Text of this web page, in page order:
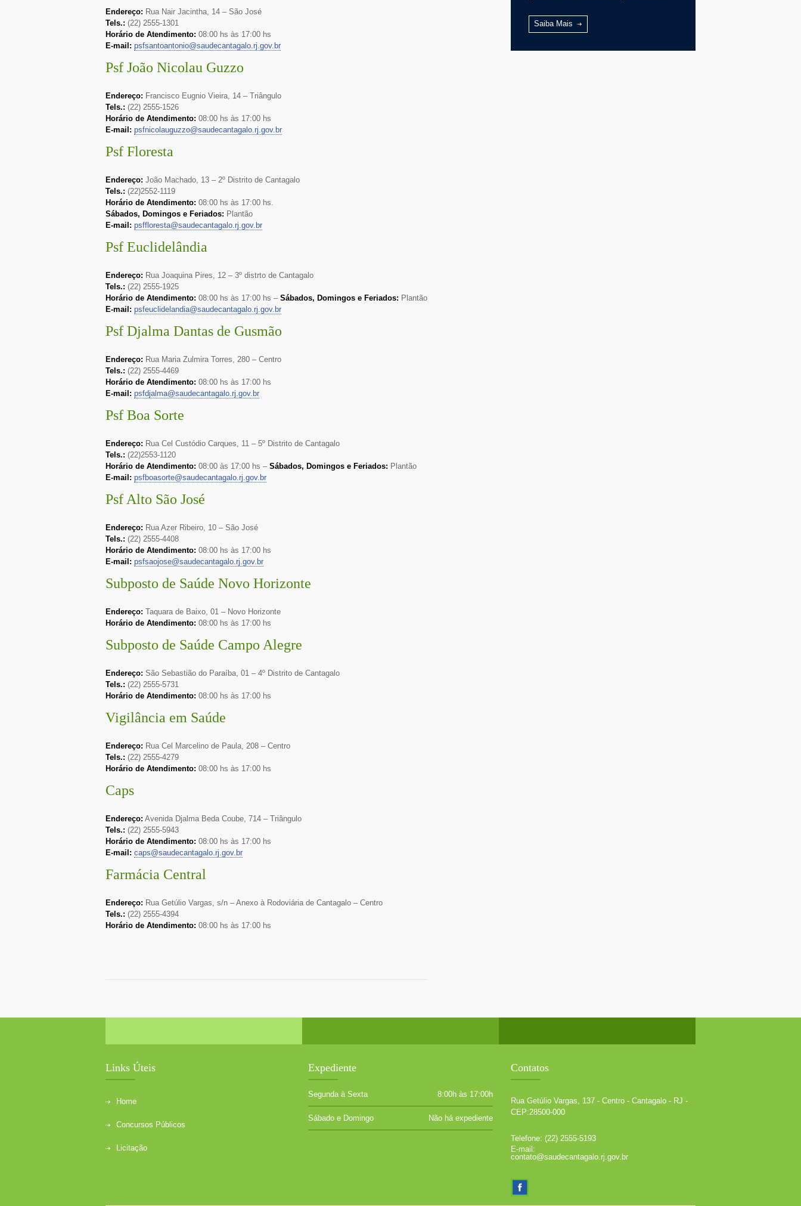
Endereço: Rua Nair Jacintha, 14 – São José
Tels.: (22) 2555-1301
Horário de Atendimento: 08:00 hs às 17:00 hs
E-mail: psfsantoantonio@saudecantagalo.rj.gov.br
Psf João Nicolau Guzzo
Endereço: Francisco Eugnio Vieira, 14 – Triângulo
Tels.: (22) 2555-1526
Horário de Atendimento: 08:00 hs às 17:00 hs
E-mail: psfnicolauguzzo@saudecantagalo.rj.gov.br
Psf Floresta
Endereço: João Machado, 13 – 2º Distrito de Cantagalo
Tels.: (22)2552-1119
Horário de Atendimento: 08:00 hs às 17:00 hs.
Sábados, Domingos e Feriados: Plantão
E-mail: psffloresta@saudecantagalo.rj.gov.br
Psf Euclidelândia
Endereço: Rua Joaquina Pires, 12 – 3º distrto de Cantagalo
Tels.: (22) 2555-1925
Horário de Atendimento: 08:00 hs às 17:00 hs – Sábados, Domingos e Feriados: Plantão
E-mail: psfeuclidelandia@saudecantagalo.rj.gov.br
Psf Djalma Dantas de Gusmão
Endereço: Rua Maria Zulmira Torres, 280 – Centro
Tels.: (22) 2555-4469
Horário de Atendimento: 08:00 hs às 17:00 hs
E-mail: psfdjalma@saudecantagalo.rj.gov.br
Psf Boa Sorte
Endereço: Rua Cel Custódio Carques, 11 – 5º Distrito de Cantagalo
Tels.: (22)2553-1120
Horário de Atendimento: 08:00 às 17:00 hs – Sábados, Domingos e Feriados: Plantão
E-mail: psfboasorte@saudecantagalo.rj.gov.br
Psf Alto São José
Endereço: Rua Azer Ribeiro, 10 – São José
Tels.: (22) 2555-4408
Horário de Atendimento: 08:00 hs às 17:00 hs
E-mail: psfsaojose@saudecantagalo.rj.gov.br
Subposto de Saúde Novo Horizonte
Endereço: Taquara de Baixo, 01 – Novo Horizonte
Horário de Atendimento: 08:00 hs às 17:00 hs
Subposto de Saúde Campo Alegre
Endereço: São Sebastião do Paraíba, 01 – 4º Distrito de Cantagalo
Tels.: (22) 2555-5731
Horário de Atendimento: 08:00 hs às 17:00 hs
Vigilância em Saúde
Endereço: Rua Cel Marcelino de Paula, 208 – Centro
Tels.: (22) 2555-4279
Horário de Atendimento: 08:00 hs às 17:00 hs
Caps
Endereço: Avenida Djalma Beda Coube, 714 – Triângulo
Tels.: (22) 2555-5943
Horário de Atendimento: 08:00 hs às 17:00 hs
E-mail: caps@saudecantagalo.rj.gov.br
Farmácia Central
Endereço: Rua Getúlio Vargas, s/n – Anexo à Rodoviária de Cantagalo – Centro
Tels.: (22) 2555-4394
Horário de Atendimento: 08:00 hs às 17:00 hs
Saiba Mais
Links Úteis
Home
Concursos Públicos
Licitação
Expediente
Segunda à Sexta 8:00h às 17:00h
Sábado e Domingo Não há expediente
Contatos
Rua Getúlio Vargas, 137 - Centro - Cantagalo - RJ -
CEP:28500-000
Telefone: (22) 2555-5193
E-mail:
contato@saudecantagalo.rj.gov.br